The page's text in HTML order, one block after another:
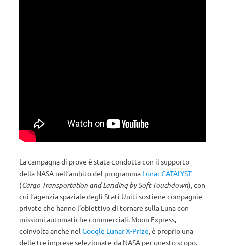
La campagna di prove è stata condotta con il supporto
della NASA nell’ambito del programma Lunar CATALYST
(Cargo Transportation and Landing by Soft Touchdown), con
cui l’agenzia spaziale degli Stati Uniti sostiene compagnie
private che hanno l’obiettivo di tornare sulla Luna con
missioni automatiche commerciali. Moon Express,
coinvolta anche nel Google Lunar X-Prize, è proprio una
delle tre imprese selezionate da NASA per questo scopo.